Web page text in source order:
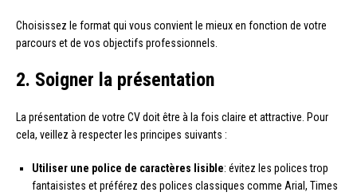
Choisissez le format qui vous convient le mieux en fonction de votre
parcours et de vos objectifs professionnels.
2. Soigner la présentation
La présentation de votre CV doit être à la fois claire et attractive. Pour
cela, veillez à respecter les principes suivants :
Utiliser une police de caractères lisible: évitez les polices trop
fantaisistes et préférez des polices classiques comme Arial, Times